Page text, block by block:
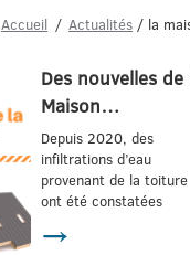
Accueil Actualités / la
Des nouvelles de
Maison…
Depuis 2020, des
infiltrations d’eau
provenant de la toiture
ont été constatées
→